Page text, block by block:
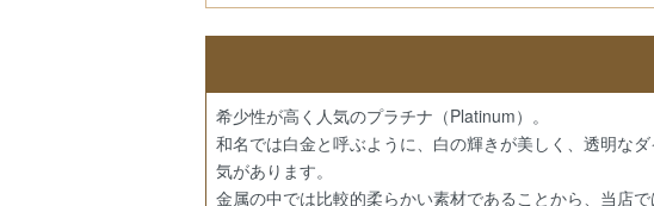
希少性が高く人気のプラチナ（Platinum）。
和名では白金と呼ぶように、白の輝きが美しく、透明な
気があります。
金属の中では比較的柔らかい素材であることから、当店